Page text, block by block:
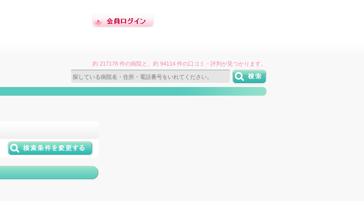
約 217178 件の病院と、約 94114 件の口コミ・評判が見つかります。